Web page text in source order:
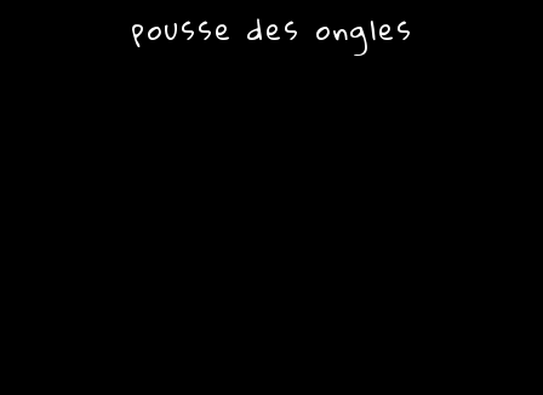
pousse des ongles